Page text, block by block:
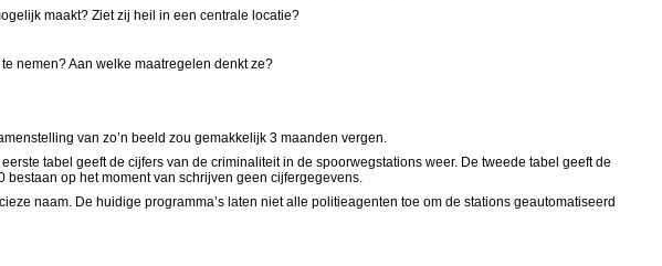
maakt? Ziet zij heil in een centrale locatie?
nemen? Aan welke maatregelen denkt ze?
van zo’n beeld zou gemakkelijk 3 maanden vergen.
tabel geeft de cijfers van de criminaliteit in de spoorwegstations weer. De tweede tabel geeft de
op het moment van schrijven geen cijfergegevens.
naam. De huidige programma’s laten niet alle politieagenten toe om de stations geautomatiseerd